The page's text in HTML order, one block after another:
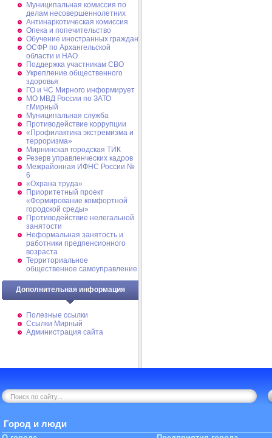
Муниципальная комиссия по
делам несовершеннолетних
Антинаркотическая комиссия
Опека и попечительство
Обучение иностранных граждан
ОСФР по Архангельской
области и НАО
Поддержка участникам СВО
Укрепление общественного
здоровья
ГО и ЧС Мирного информирует
МО МВД России по ЗАТО
г.Мирный
Муниципальная cлужба
Противодействие коррупции
«Профилактика экстремизма и
терроризма»
Мирнинская городская ТИК
Резерв управленческих кадров
Межрайонная ИФНС России №
6
«Охрана труда»
Приоритетный проект
«Формирование комфортной
городской среды»
Противодействие нелегальной
занятости
Неформальная занятость и
работники предпенсионного
возраста
Территориальное
общественное самоуправление
Дополнительная информация
Полезные ссылки
Ссылки Мирный
Администрация сайта
Город и люди